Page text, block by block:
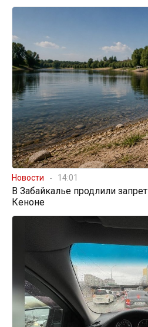
Новости 14:01
В Забайкалье продлили
Кеноне